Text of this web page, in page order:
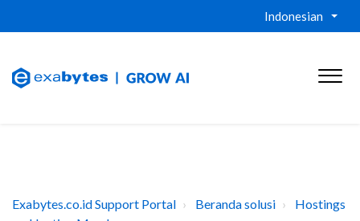
Indonesian
Exabytes.co.id Support Portal Beranda solusi
Hostings